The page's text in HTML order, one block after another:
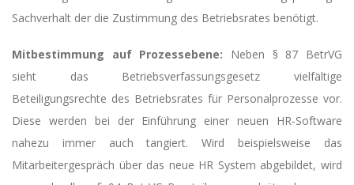
Sachverhalt der die Zustimmung des Betriebsrates benötigt.
Mitbestimmung auf Prozessebene: Neben § 87 BetrVG
sieht das Betriebsverfassungsgesetz vielfältige
Beteiligungsrechte des Betriebsrates für Personalprozesse vor.
Diese werden bei der Einführung einer neuen HR-Software
nahezu immer auch tangiert. Wird beispielsweise das
Mitarbeitergespräch über das neue HR System abgebildet, wird